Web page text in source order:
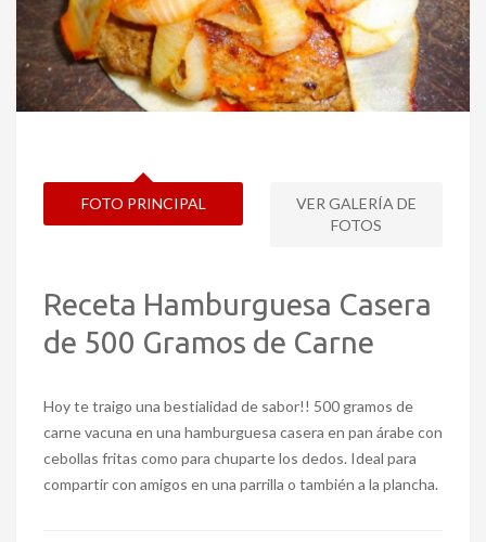
FOTO PRINCIPAL
VER GALERÍA DE
FOTOS
Receta Hamburguesa Casera
de 500 Gramos de Carne
Hoy te traigo una bestialidad de sabor!! 500 gramos de
carne vacuna en una hamburguesa casera en pan árabe con
cebollas fritas como para chuparte los dedos. Ideal para
compartir con amigos en una parrilla o también a la plancha.